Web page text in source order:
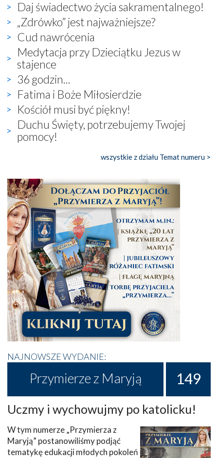
Daj świadectwo życia sakramentalnego!
„Zdrówko” jest najważniejsze?
Cud nawrócenia
Medytacja przy Dzieciątku Jezus w
stajence
36 godzin...
Fatima i Boże Miłosierdzie
Kościół musi być piękny!
Duchu Święty, potrzebujemy Twojej
pomocy!
wszystkie z działu Temat numeru >
NAJNOWSZE WYDANIE:
Przymierze z Maryją 149
Uczmy i wychowujmy po katolicku!
W tym numerze „Przymierza z
Maryją” postanowiliśmy podjąć
tematykę edukacji młodych pokoleń